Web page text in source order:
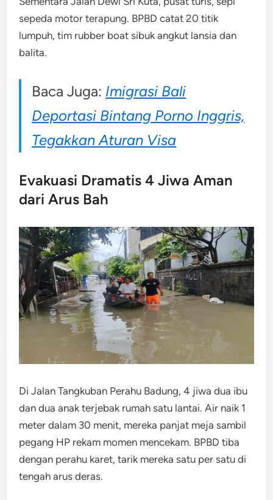
sepeda motor terapung. BPBD catat 20 titik
lumpuh, tim rubber boat sibuk angkut lansia dan
balita.
Baca Juga: Imigrasi Bali
Deportasi Bintang Porno Inggris,
Tegakkan Aturan Visa
Evakuasi Dramatis 4 Jiwa Aman
dari Arus Bah
Di Jalan Tangkuban Perahu Badung, 4 jiwa dua ibu
dan dua anak terjebak rumah satu lantai. Air naik 1
meter dalam 30 menit, mereka panjat meja sambil
pegang HP rekam momen mencekam. BPBD tiba
dengan perahu karet, tarik mereka satu per satu di
tengah arus deras.